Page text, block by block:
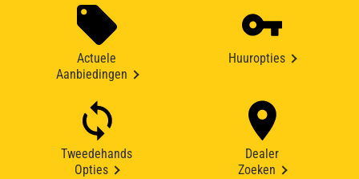
Actuele
Aanbiedingen
Huuropties
Tweedehands
Opties
Dealer
Zoeken